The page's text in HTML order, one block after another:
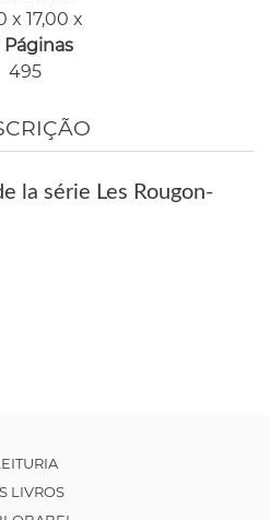
x 17,00 x
Páginas
495
la série Les Rougon-
LIVROS